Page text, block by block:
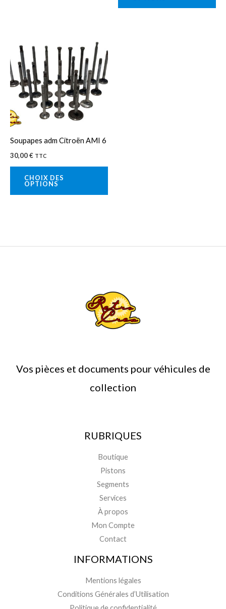
Soupapes adm Citroën AMI 6
30,00€ TTC
CHOIX DES
OPTIONS
produit
a
Vos pièces et documents pour véhicules de
collection
RUBRIQUES
Boutique
Pistons
Segments
Services
À propos
Mon Compte
Contact
INFORMATIONS
Mentions légales
Conditions Générales d’Utilisation